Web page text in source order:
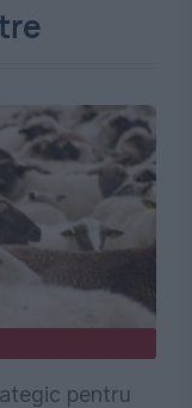
pentru